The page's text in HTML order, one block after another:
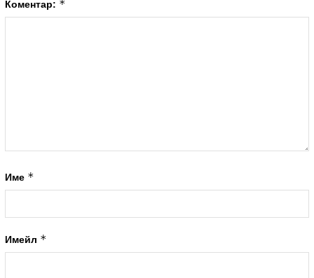
Коментар: *
Име *
Имейл *